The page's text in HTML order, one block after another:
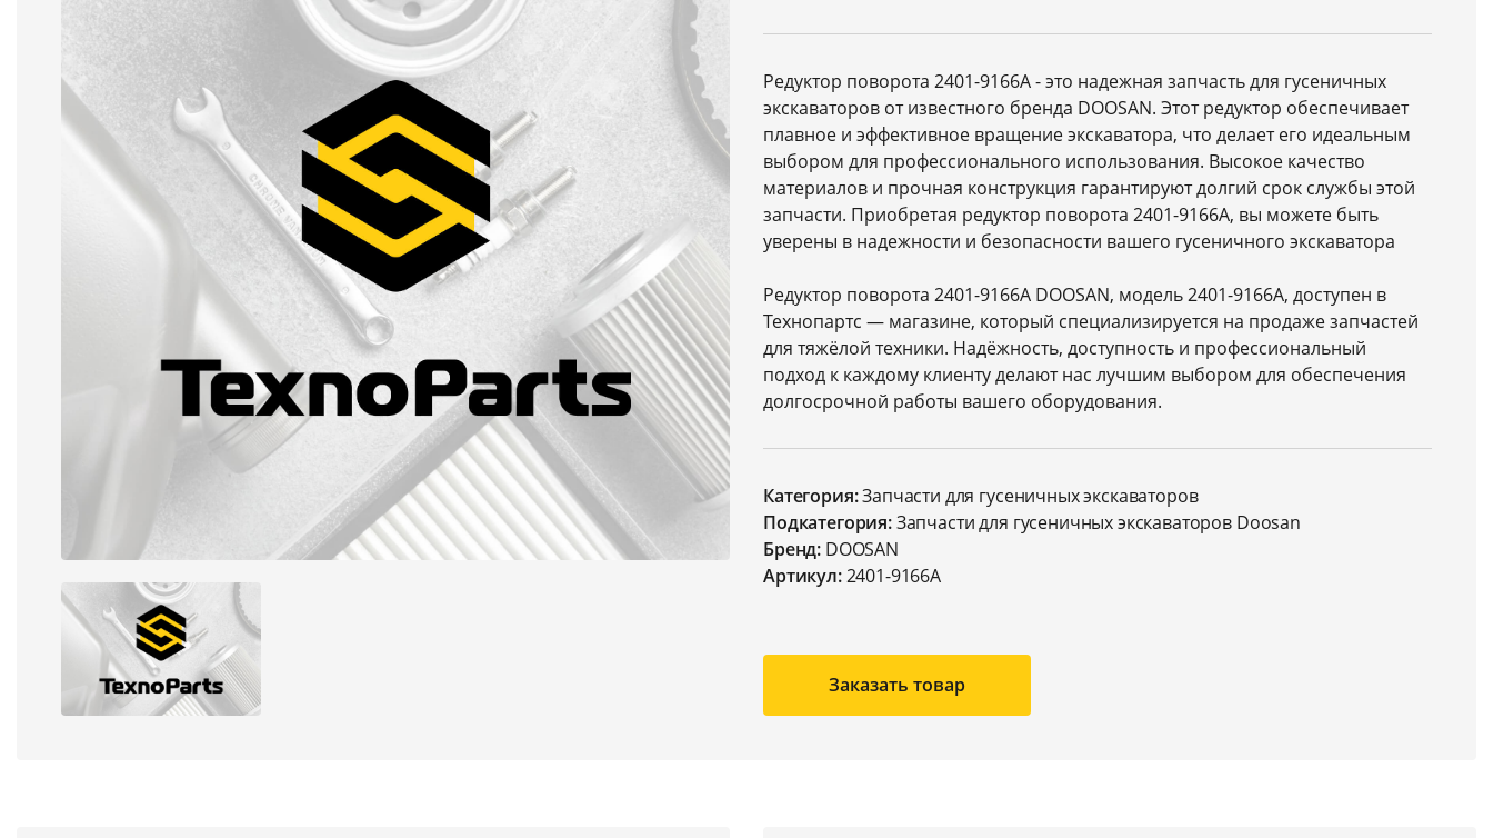
Редуктор поворота 2401-9166A - это надежная запчасть для гусеничных
экскаваторов от известного бренда DOOSAN. Этот редуктор обеспечивает
плавное и эффективное вращение экскаватора, что делает его идеальным
выбором для профессионального использования. Высокое качество
материалов и прочная конструкция гарантируют долгий срок службы этой
запчасти. Приобретая редуктор поворота 2401-9166A, вы можете быть
уверены в надежности и безопасности вашего гусеничного экскаватора
Редуктор поворота 2401-9166A DOOSAN, модель 2401-9166A, доступен в
Технопартс — магазине, который специализируется на продаже запчастей
для тяжёлой техники. Надёжность, доступность и профессиональный
подход к каждому клиенту делают нас лучшим выбором для обеспечения
долгосрочной работы вашего оборудования.
Категория:Запчасти для гусеничных экскаваторов
Подкатегория:Запчасти для гусеничных экскаваторов Doosan
Бренд: DOOSAN
Артикул:2401-9166A
Заказать товар